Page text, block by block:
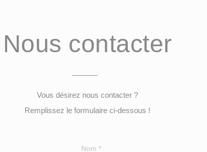
Nous contacter
Vous désirez nous contacter ?
Remplissez le formulaire ci-dessous !